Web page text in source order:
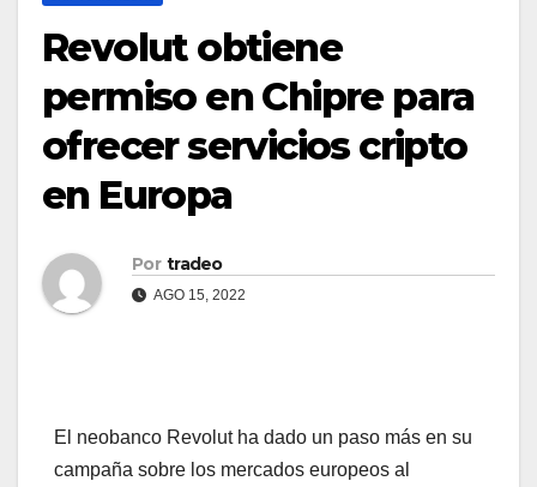
Revolut obtiene
permiso en Chipre para
ofrecer servicios cripto
en Europa
Por tradeo
AGO 15, 2022
El neobanco Revolut ha dado un paso más en su
campaña sobre los mercados europeos al